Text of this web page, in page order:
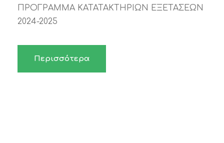
ΠΡΟΓΡΑΜΜΑ ΚΑΤΑΤΑΚΤΗΡΙΩΝ ΕΞΕΤΑΣΕΩΝ
2024-2025
Περισσότερα